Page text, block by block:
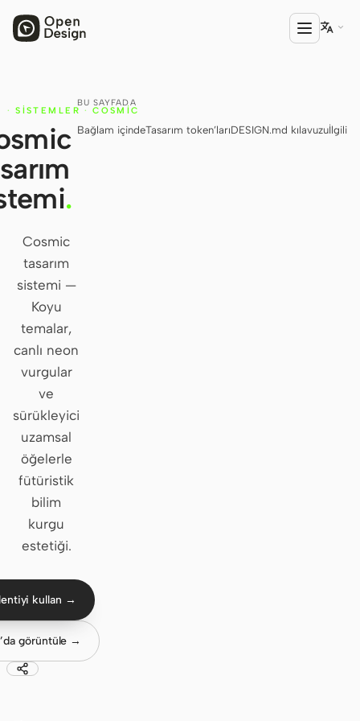
ÜRÜN
Open Design
HTML Anything
HTML Video
Codex Slides
Open Design Plugin
Codex
Cursor Agent
Claude Code
OpenCode
Gemini CLI
Qwen Code
Kimi CLI
DeepSeek TUI
Trae CLI

BU SAYFADA
Bağlam içindeTasarım token’larıDESIGN.md kılavuzuİlgili
· SISTEMLER · COSMIC
.
Cosmic
tasarım
sistemi —
Koyu
temalar,
canlı neon
vurgular
ve
sürükleyici
uzamsal
öğelerle
fütüristik
bilim
kurgu
estetiği.
kullan →
görüntüle →